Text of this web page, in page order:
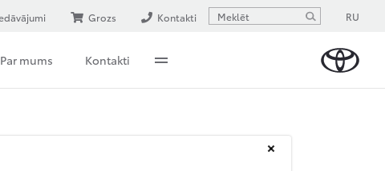
Par mums Kontakti
Grozs Kontakti RU